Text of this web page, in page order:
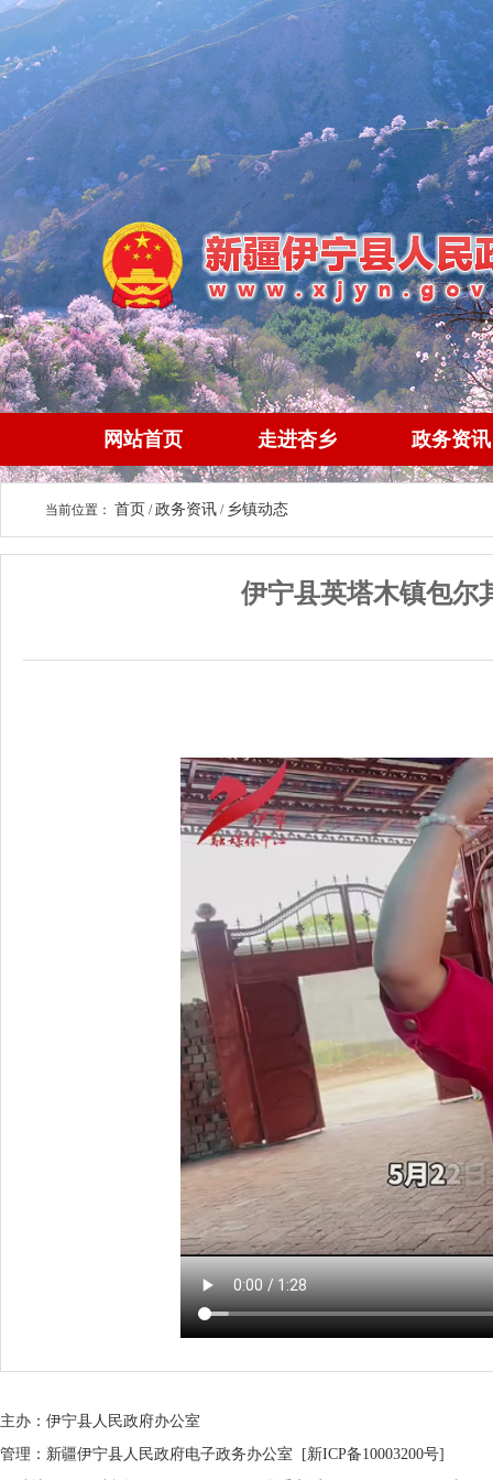
网站首页 走进杏乡 政务资讯
当前位置： 首页 /政务资讯 / 乡镇动态
伊宁县英塔木镇包尔
主办：伊宁县人民政府办公室
管理：新疆伊宁县人民政府电子政务办公室
[新ICP备10003200号]